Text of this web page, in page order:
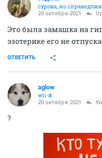
сурова, но
20 октября 2021
Это была замашка на
эзотерике его не
ОТВЕТИТЬ
aglow
wii-й
20 октября 2021
?